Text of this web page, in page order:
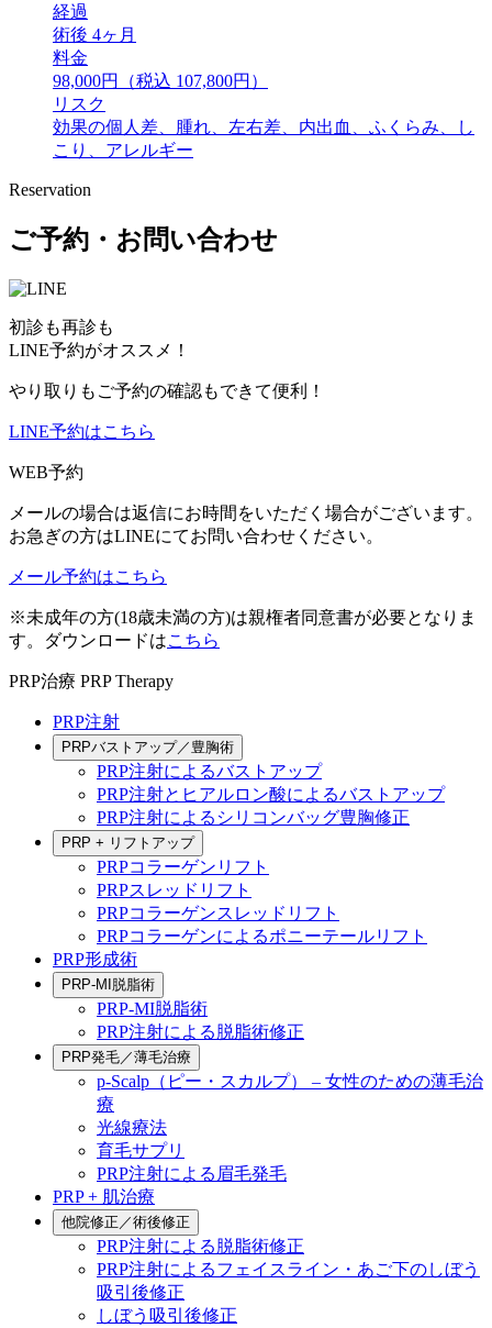
経過
術後 4ヶ月
料金
98,000円（税込 107,800円）
リスク
効果の個人差、腫れ、左右差、内出血、ふくらみ、し
こり、アレルギー
Reservation
ご予約・お問い合わせ
初診も再診も
LINE予約がオススメ！
やり取りもご予約の確認もできて便利！
LINE予約はこちら
WEB予約
メールの場合は返信にお時間をいただく場合がございます。
お急ぎの方はLINEにてお問い合わせください。
メール予約はこちら
※未成年の方(18歳未満の方)は親権者同意書が必要となりま
す。ダウンロードはこちら
PRP治療 PRP Therapy
PRP注射
PRPバストアップ／豊胸術
PRP注射によるバストアップ
PRP注射とヒアルロン酸によるバストアップ
PRP注射によるシリコンバッグ豊胸修正
PRP + リフトアップ
PRPコラーゲンリフト
PRPスレッドリフト
PRPコラーゲンスレッドリフト
PRPコラーゲンによるポニーテールリフト
PRP形成術
PRP-MI脱脂術
PRP-MI脱脂術
PRP注射による脱脂術修正
PRP発毛／薄毛治療
p-Scalp（ピー・スカルプ） – 女性のための薄毛治
療
光線療法
育毛サプリ
PRP注射による眉毛発毛
PRP + 肌治療
他院修正／術後修正
PRP注射による脱脂術修正
PRP注射によるフェイスライン・あご下のしぼう
吸引後修正
しぼう吸引後修正